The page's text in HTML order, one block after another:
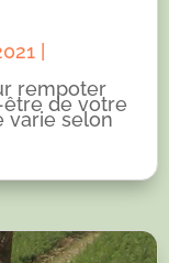
|
rempoter
de votre
varie selon